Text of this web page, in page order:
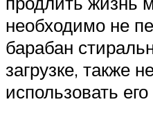
необходимо не
барабан
загрузке, также
использовать